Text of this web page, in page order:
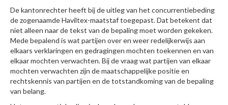
De kantonrechter heeft bij de uitleg van het concurrentiebeding
de zogenaamde Haviltex-maatstaf toegepast. Dat betekent dat
niet alleen naar de tekst van de bepaling moet worden gekeken.
Mede bepalend is wat partijen over en weer redelijkerwijs aan
elkaars verklaringen en gedragingen mochten toekennen en van
elkaar mochten verwachten. Bij de vraag wat partijen van elkaar
mochten verwachten zijn de maatschappelijke positie en
rechtskennis van partijen en de totstandkoming van de bepaling
van belang.